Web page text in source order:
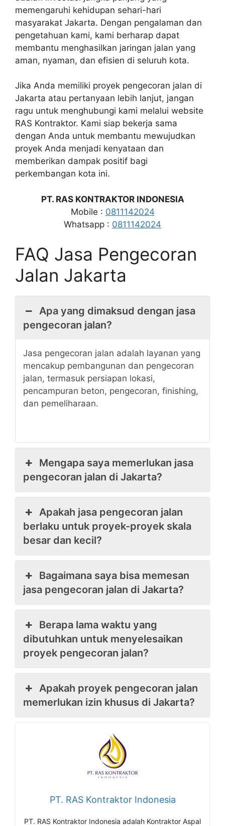
memengaruhi kehidupan sehari-hari
masyarakat Jakarta. Dengan pengalaman dan
pengetahuan kami, kami berharap dapat
membantu menghasilkan jaringan jalan yang
aman, nyaman, dan efisien di seluruh kota.
Jika Anda memiliki proyek pengecoran jalan di
Jakarta atau pertanyaan lebih lanjut, jangan
ragu untuk menghubungi kami melalui website
RAS Kontraktor. Kami siap bekerja sama
dengan Anda untuk membantu mewujudkan
proyek Anda menjadi kenyataan dan
memberikan dampak positif bagi
perkembangan kota ini.
PT. RAS KONTRAKTOR INDONESIA
Mobile : 0811142024
Whatsapp : 0811142024
FAQ Jasa Pengecoran
Jalan Jakarta
Apa yang dimaksud dengan jasa
pengecoran jalan?
Jasa pengecoran jalan adalah layanan yang
mencakup pembangunan dan pengecoran
jalan, termasuk persiapan lokasi,
pencampuran beton, pengecoran, finishing,
dan pemeliharaan.
Mengapa saya memerlukan jasa
pengecoran jalan di Jakarta?
Apakah jasa pengecoran jalan
berlaku untuk proyek-proyek skala
besar dan kecil?
Bagaimana saya bisa memesan
jasa pengecoran jalan di Jakarta?
Berapa lama waktu yang
dibutuhkan untuk menyelesaikan
proyek pengecoran jalan?
Apakah proyek pengecoran jalan
memerlukan izin khusus di Jakarta?
PT. RAS Kontraktor Indonesia
PT. RAS Kontraktor Indonesia adalah Kontraktor Aspal